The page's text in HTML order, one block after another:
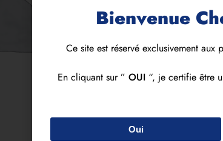
Bienvenue
Ce site est réservé exclusivement aux
En cliquant sur ” OUI “, je certifie être
Oui